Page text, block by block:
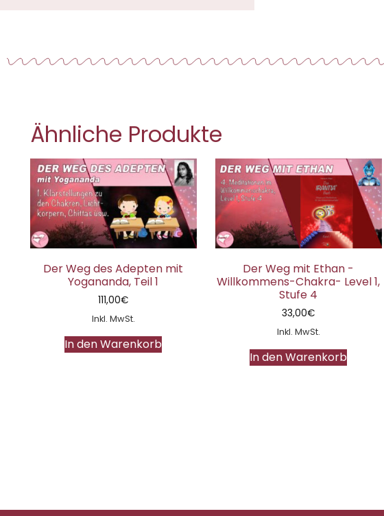
Ähnliche Produkte
Der Weg des Adepten mit
Yogananda, Teil 1
111,00€
Inkl. MwSt.
In den Warenkorb
Der Weg mit Ethan -
Willkommens-Chakra- Level 1,
Stufe 4
33,00€
Inkl. MwSt.
In den Warenkorb